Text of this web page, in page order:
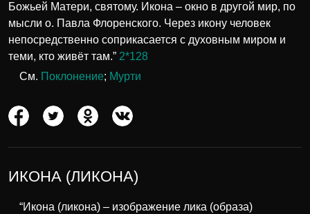
Божьей Матери, святому. Икона – окно в другой мир, по
мысли о. Павла Флоренского. Через икону человек
непосредственно соприкасается с духовным миром и
теми, кто живёт там.” 2*128
См. Поклонение; Мурти
ИКОНА (ЛИКОНА)
“Икона (ликона) – изображение лика (образа)